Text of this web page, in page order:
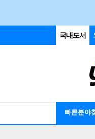
국내도서
빠른분야